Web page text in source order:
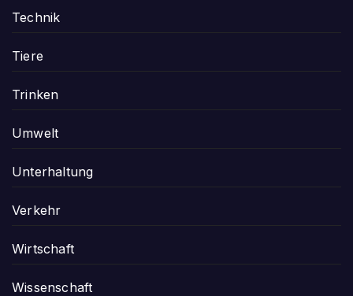
Technik
Tiere
Trinken
Umwelt
Unterhaltung
Verkehr
Wirtschaft
Wissenschaft